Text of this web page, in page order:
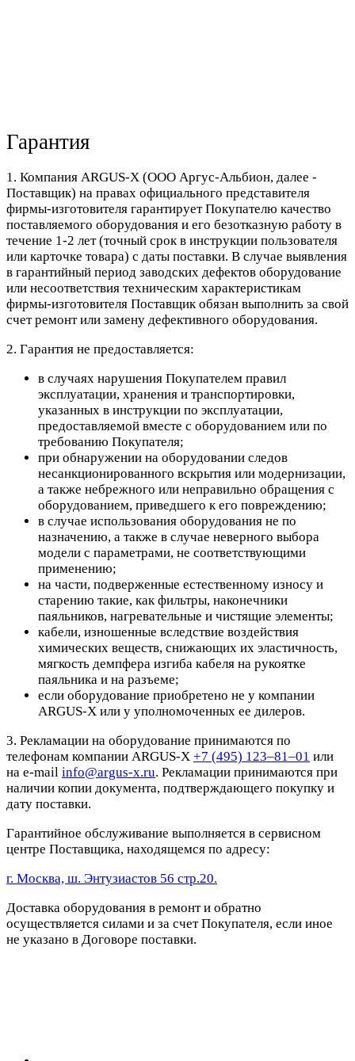
Гарантия
1. Компания ARGUS-X (ООО Аргус-Альбион, далее -
Поставщик) на правах официального представителя
фирмы-изготовителя гарантирует Покупателю качество
поставляемого оборудования и его безотказную работу в
течение 1-2 лет (точный срок в инструкции пользователя
или карточке товара) с даты поставки. В случае выявления
в гарантийный период заводских дефектов оборудование
или несоответствия техническим характеристикам
фирмы-изготовителя Поставщик обязан выполнить за свой
счет ремонт или замену дефективного оборудования.
2. Гарантия не предоставляется:
в случаях нарушения Покупателем правил
эксплуатации, хранения и транспортировки,
указанных в инструкции по эксплуатации,
предоставляемой вместе с оборудованием или по
требованию Покупателя;
при обнаружении на оборудовании следов
несанкционированного вскрытия или модернизации,
а также небрежного или неправильно обращения с
оборудованием, приведшего к его повреждению;
в случае использования оборудования не по
назначению, а также в случае неверного выбора
модели с параметрами, не соответствующими
применению;
на части, подверженные естественному износу и
старению такие, как фильтры, наконечники
паяльников, нагревательные и чистящие элементы;
кабели, изношенные вследствие воздействия
химических веществ, снижающих их эластичность,
мягкость демпфера изгиба кабеля на рукоятке
паяльника и на разъеме;
если оборудование приобретено не у компании
ARGUS-X или у уполномоченных ее дилеров.
3. Рекламации на оборудование принимаются по
телефонам компании ARGUS-X +7 (495) 123–81–01 или
на e-mail info@argus-x.ru. Рекламации принимаются при
наличии копии документа, подтверждающего покупку и
дату поставки.
Гарантийное обслуживание выполняется в сервисном
центре Поставщика, находящемся по адресу:
г. Москва, ш. Энтузиастов 56 стр.20.
Доставка оборудования в ремонт и обратно
осуществляется силами и за счет Покупателя, если иное
не указано в Договоре поставки.